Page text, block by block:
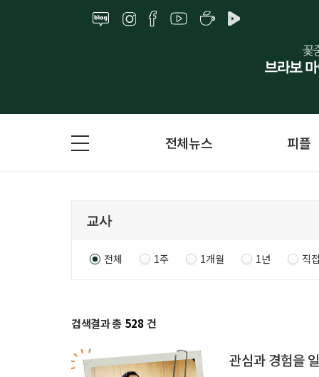
전체뉴스 피플
전체 1주 1개월 1년 직
검색결과 총 528 건
관심과 경험을